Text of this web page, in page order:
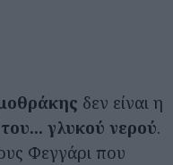
δεν είναι η
γλυκού νερού.
Φεγγάρι που